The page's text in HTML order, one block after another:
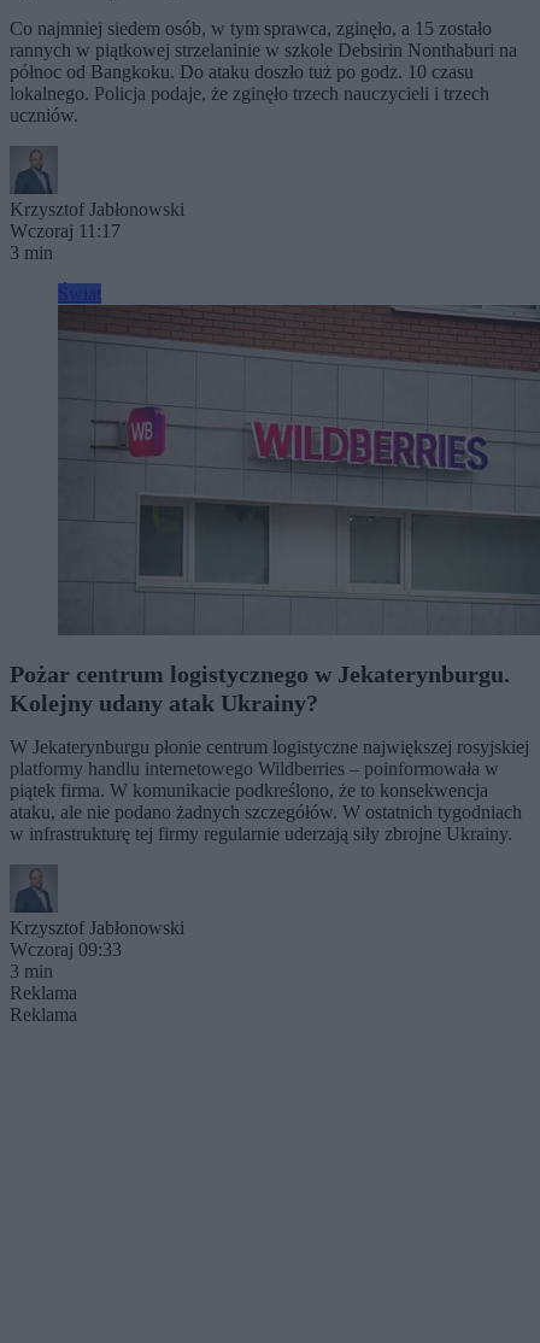
Co najmniej siedem osób, w tym sprawca, zginęło, a 15 zostało
rannych w piątkowej strzelaninie w szkole Debsirin Nonthaburi na
północ od Bangkoku. Do ataku doszło tuż po godz. 10 czasu
lokalnego. Policja podaje, że zginęło trzech nauczycieli i trzech
uczniów.
Krzysztof Jabłonowski
Wczoraj 11:17
3 min
Pożar centrum logistycznego w Jekaterynburgu.
Kolejny udany atak Ukrainy?
W Jekaterynburgu płonie centrum logistyczne największej rosyjskiej
platformy handlu internetowego Wildberries – poinformowała w
piątek firma. W komunikacie podkreślono, że to konsekwencja
ataku, ale nie podano żadnych szczegółów. W ostatnich tygodniach
w infrastrukturę tej firmy regularnie uderzają siły zbrojne Ukrainy.
Krzysztof Jabłonowski
Wczoraj 09:33
3 min
Reklama
Reklama